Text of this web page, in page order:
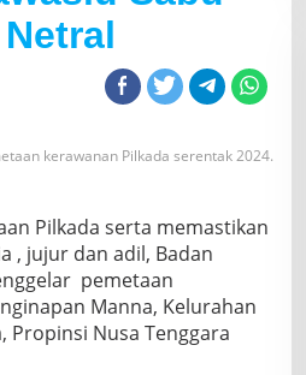
kerawanan Pilkada serentak 2024.
Pilkada serta memastikan
, jujur dan adil, Badan
pemetaan
Manna, Kelurahan
Propinsi Nusa Tenggara